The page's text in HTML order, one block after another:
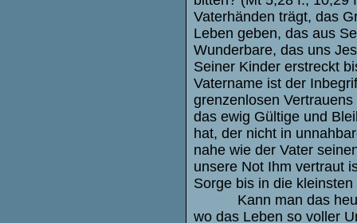
Vaterhänden trägt, das
Leben geben, das aus
Wunderbare, das uns
Seiner Kinder erstreckt
Vatername ist der
grenzenlosen
das ewig Gültige und
hat, der nicht in
nahe wie der Vater
unsere Not Ihm vertraut
Sorge bis in die
Kann man das
wo das Leben so voller